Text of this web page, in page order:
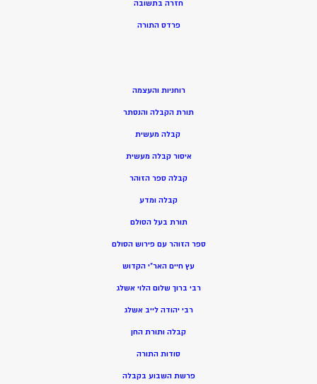
חזרה בתשובה
פרדס התורה
רוחניות והעצמה
תורת הקבלה והנסתר
קבלה מעשית
איסור קבלה מעשית
קבלה ספר הזוהר
קבלה ומדע
תורת בעל הסולם
ספר הזוהר עם פירוש הסולם
עץ חיים האר”י הקדוש
רבי ברוך שלום הלוי אשלג
רבי יהודה לייב אשלג
קבלה ותורת החן
סודות התורה
פרשת השבוע בקבלה